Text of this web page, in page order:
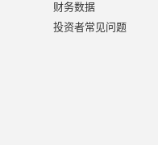
财务数据
投资者常见问题